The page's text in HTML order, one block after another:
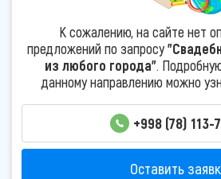
К сожалению, на сайте нет
предложений по запросу
из любого города".
данному направлению можно
+998 (78) 113-
Оставить